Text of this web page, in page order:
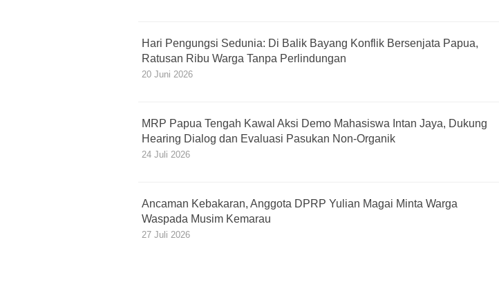
Hari Pengungsi Sedunia: Di Balik Bayang Konflik Bersenjata Papua,
Ratusan Ribu Warga Tanpa Perlindungan
20 Juni 2026
MRP Papua Tengah Kawal Aksi Demo Mahasiswa Intan Jaya, Dukung
Hearing Dialog dan Evaluasi Pasukan Non-Organik
24 Juli 2026
Ancaman Kebakaran, Anggota DPRP Yulian Magai Minta Warga
Waspada Musim Kemarau
27 Juli 2026